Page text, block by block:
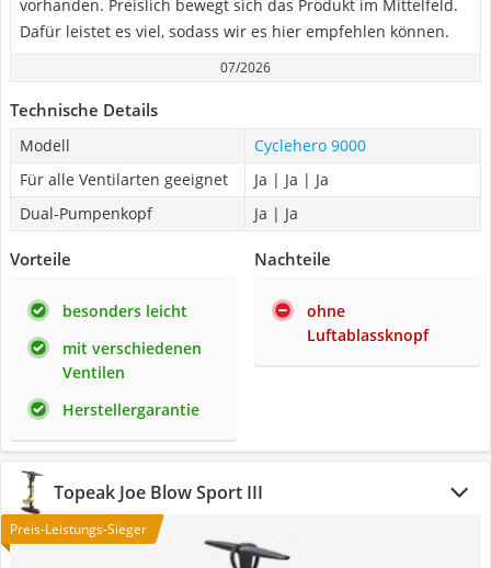
vorhanden. Preislich bewegt sich das Produkt im Mittelfeld.
Dafür leistet es viel, sodass wir es hier empfehlen können.
07/2026
Technische Details
Modell
Cyclehero 9000
Für alle Ventilarten geeignet
Ja | Ja | Ja
Dual-Pumpenkopf
Ja | Ja
Vorteile
besonders leicht
mit verschiedenen
Ventilen
Herstellergarantie
Nachteile
ohne
Luftablassknopf
Topeak Joe Blow Sport III
Preis-Leistungs-Sieger